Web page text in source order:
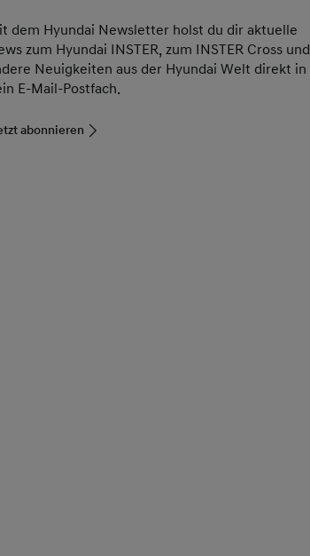
dem Hyundai Newsletter holst du dir aktuelle
zum Hyundai INSTER, zum INSTER Cross und
Neuigkeiten aus der Hyundai Welt direkt in
E-Mail-Postfach.
abonnieren